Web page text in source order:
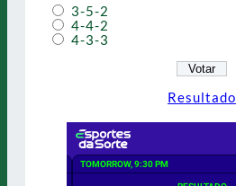
3-5-2
4-4-2
4-3-3
Resultado